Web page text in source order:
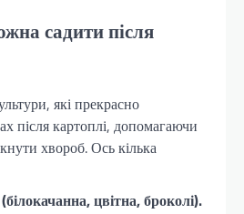
садити після
які прекрасно
після картоплі, допомагаючи
хвороб. Ось кілька
цвітна, броколі).